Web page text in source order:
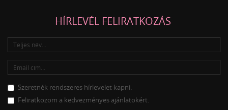
HÍRLEVÉL FELIRATKOZÁS
Szeretnék rendszeres hírlevelet kapni.
Feliratkozom a kedvezményes ajánlatokért.